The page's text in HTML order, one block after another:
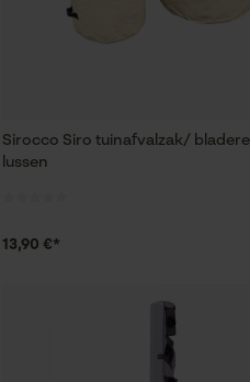
Sirocco Siro tuinafvalzak/
lussen
13,90 €*
Tag